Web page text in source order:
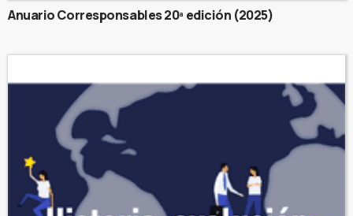
Anuario Corresponsables 20ª edición (2025)